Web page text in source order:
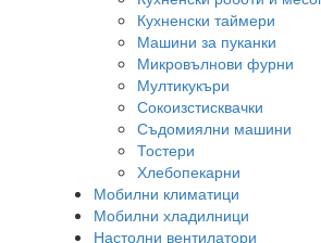
Кухненски таймери
Машини за пуканки
Микровълнови фурни
Мултикукъри
Сокоизстисквачки
Съдомиялни машини
Тостери
Хлебопекарни
Мобилни климатици
Мобилни хладилници
Настолни вентилатори